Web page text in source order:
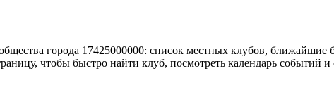
города 17425000000: список местных клубов,
чтобы быстро найти клуб, посмотреть календарь событий